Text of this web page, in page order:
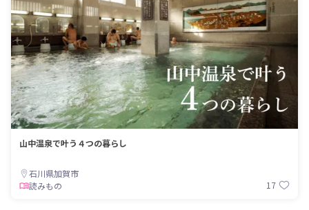
山中温泉で叶う４つの暮らし
石川県加賀市
読みもの
17